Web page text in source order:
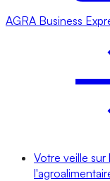
AGRA Business
Votre veille